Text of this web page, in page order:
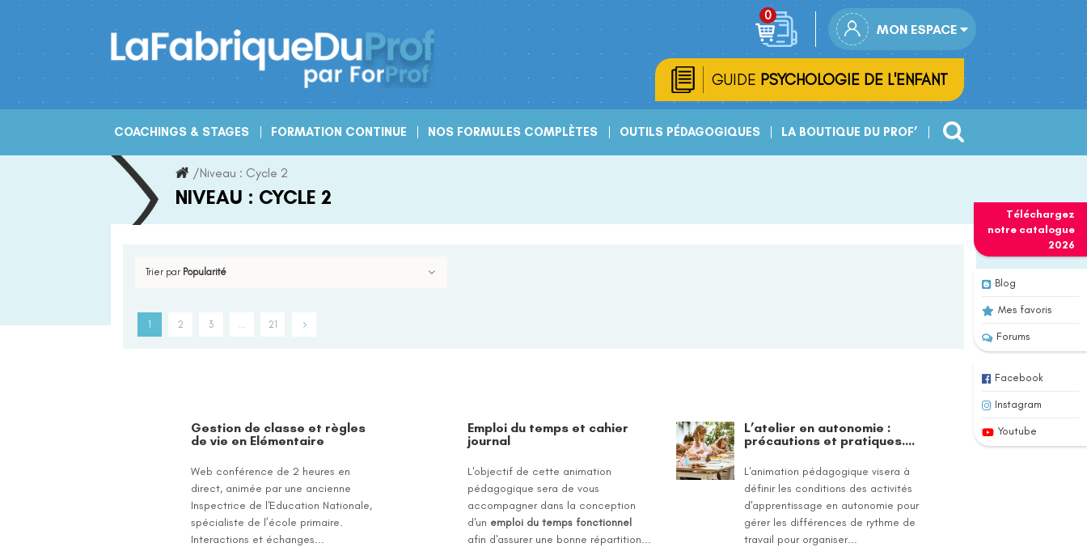
Téléchargez
notre catalogue
2026
Blog
Mes favoris
Forums
Facebook
Instagram
Youtube
Skip
to
MON ESPACE
GUIDE PSYCHOLOGIE DE L'ENFANT
COACHINGS & STAGES FORMATION CONTINUE NOS FORMULES COMPLÈTES OUTILS PÉDAGOGIQUES LA BOUTIQUE DU PROF’
/Niveau : Cycle 2
NIVEAU : CYCLE 2
Trier par Popularité
1 2 3 … 21
Gestion de classe et règles
de vie en Elémentaire
Web conférence de 2 heures en
direct, animée par une ancienne
Inspectrice de l'Education Nationale,
spécialiste de l’école primaire.
Interactions et échanges...
Emploi du temps et cahier
journal
L'objectif de cette animation
pédagogique sera de vous
accompagner dans la conception
d'un emploi du temps fonctionnel
afin d'assurer une bonne répartition...
L’atelier en autonomie :
précautions et pratiques….
L'animation pédagogique visera à
définir les conditions des activités
d'apprentissage en autonomie pour
gérer les différences de rythme de
travail pour organiser...